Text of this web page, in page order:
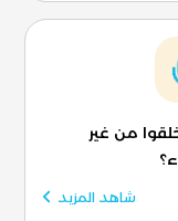
من غير
شاهد المزيد